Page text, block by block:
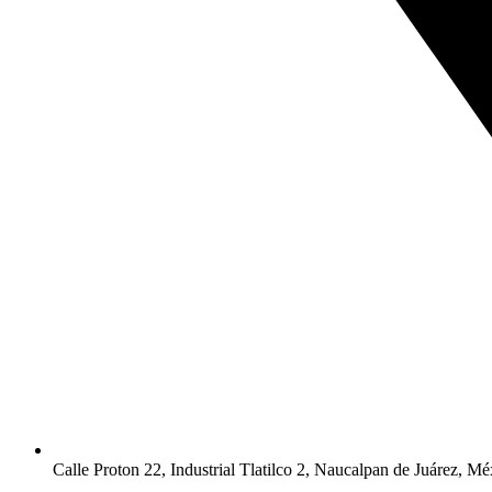
Calle Proton 22, Industrial Tlatilco 2, Naucalpan de Juárez,